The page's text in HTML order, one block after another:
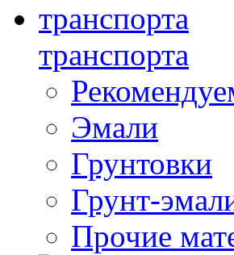
транспорта
Эмали
Грунтовки
Грунт-
Прочие